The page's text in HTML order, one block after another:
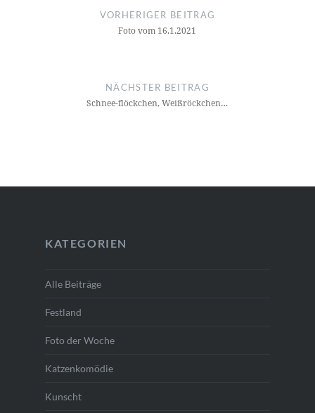
VORHERIGER BEITRAG
Foto vom 16.1.2021
NÄCHSTER BEITRAG
Schnee-flöckchen, Weißröckchen…
KATEGORIEN
Alle Beiträge
Festland
Foto der Woche
Katzenkomödie
Kunscht